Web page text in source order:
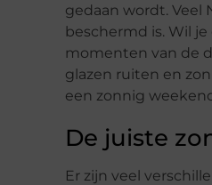
gedaan wordt. Veel
beschermd is. Wil
momenten van de
glazen ruiten en
een zonnig
De juiste
Er zijn veel